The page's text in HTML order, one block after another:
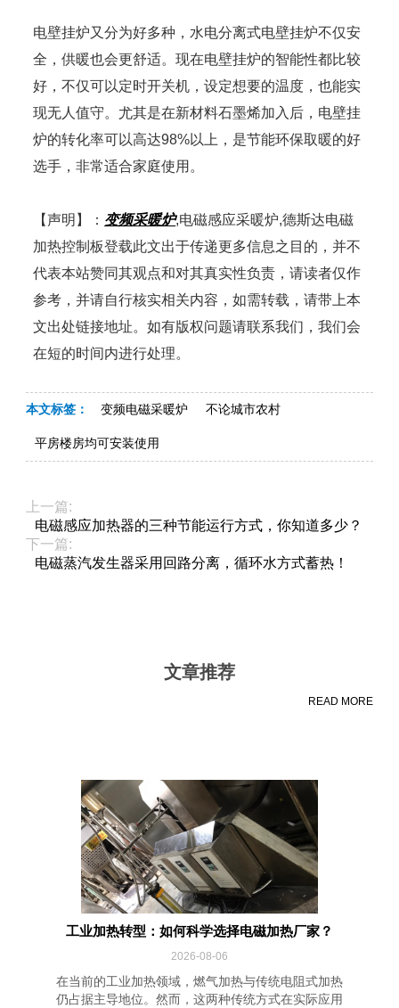
电壁挂炉又分为好多种，水电分离式电壁挂炉不仅安
全，供暖也会更舒适。现在电壁挂炉的智能性都比较
好，不仅可以定时开关机，设定想要的温度，也能实
现无人值守。尤其是在新材料石墨烯加入后，电壁挂
炉的转化率可以高达98%以上，是节能环保取暖的好
选手，非常适合家庭使用。
【声明】： 变频采暖炉,电磁感应采暖炉,德斯达电磁
加热控制板登载此文出于传递更多信息之目的，并不
代表本站赞同其观点和对其真实性负责，请读者仅作
参考，并请自行核实相关内容，如需转载，请带上本
文出处链接地址。如有版权问题请联系我们，我们会
在短的时间内进行处理。
本文标签： 变频电磁采暖炉 不论城市农村
平房楼房均可安装使用
上一篇:
电磁感应加热器的三种节能运行方式，你知道多少？
下一篇:
电磁蒸汽发生器采用回路分离，循环水方式蓄热！
文章推荐
READ MORE
工业加热转型：如何科学选择电磁加热厂家？
2026-08-06
在当前的工业加热领域，燃气加热与传统电阻式加热
仍占据主导地位。然而，这两种传统方式在实际应用